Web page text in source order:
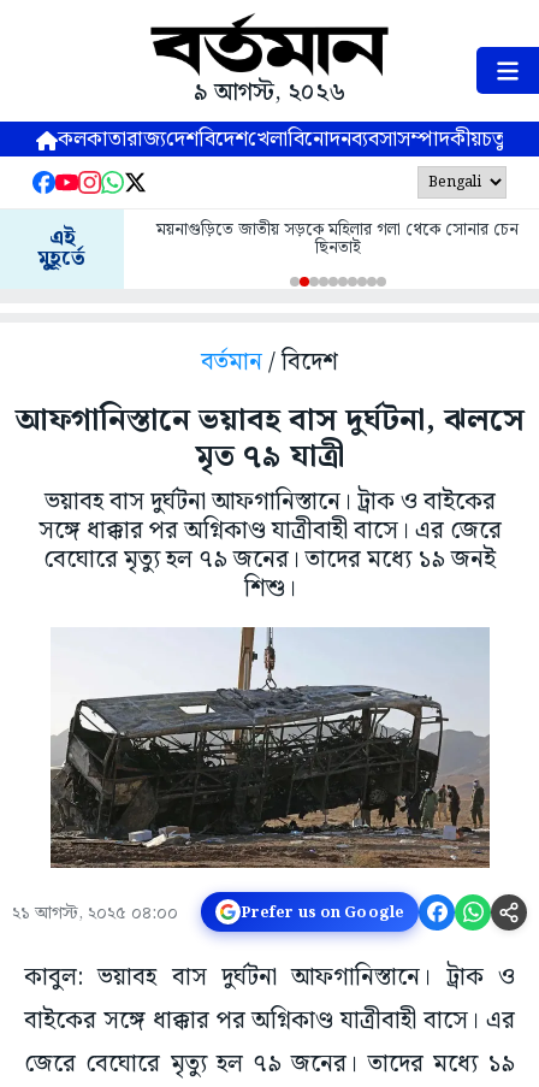
৯ আগস্ট, ২০২৬
কলকাতারাজ্যদেশবিদেশখেলাবিনোদনব্যবসাসম্পাদকীয়
এই
মুহূর্তে
ময়নাগুড়িতে জাতীয় সড়কে মহিলার গলা থেকে সোনার চেন
ছিনতাই
বর্তমান/ বিদেশ
আফগানিস্তানে ভয়াবহ বাস দুর্ঘটনা, ঝলসে
মৃত ৭৯ যাত্রী
ভয়াবহ বাস দুর্ঘটনা আফগানিস্তানে। ট্রাক ও বাইকের
সঙ্গে ধাক্কার পর অগ্নিকাণ্ড যাত্রীবাহী বাসে। এর জেরে
বেঘোরে মৃত্যু হল ৭৯ জনের। তাদের মধ্যে ১৯ জনই
শিশু।
২১ আগস্ট, ২০২৫ ০৪:০০ Prefer us on Google
কাবুল: ভয়াবহ বাস দুর্ঘটনা আফগানিস্তানে। ট্রাক ও
বাইকের সঙ্গে ধাক্কার পর অগ্নিকাণ্ড যাত্রীবাহী বাসে। এর
জেরে বেঘোরে মৃত্যু হল ৭৯ জনের। তাদের মধ্যে ১৯